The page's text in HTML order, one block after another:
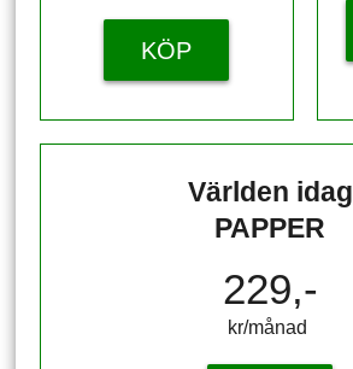
KÖP
Världen idag
PAPPER
229,-
kr/månad ​​​​​​